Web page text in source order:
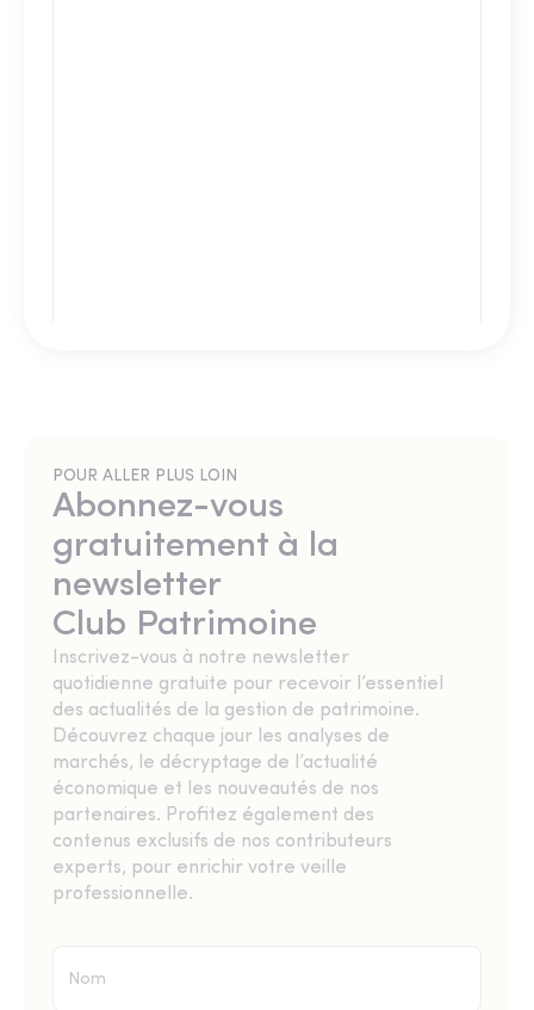
POUR ALLER PLUS LOIN
Abonnez-vous
gratuitement à la
newsletter
Club Patrimoine
Inscrivez-vous à notre newsletter
quotidienne gratuite pour recevoir l’essentiel
des actualités de la gestion de patrimoine.
Découvrez chaque jour les analyses de
marchés, le décryptage de l’actualité
économique et les nouveautés de nos
partenaires. Profitez également des
contenus exclusifs de nos contributeurs
experts, pour enrichir votre veille
professionnelle.